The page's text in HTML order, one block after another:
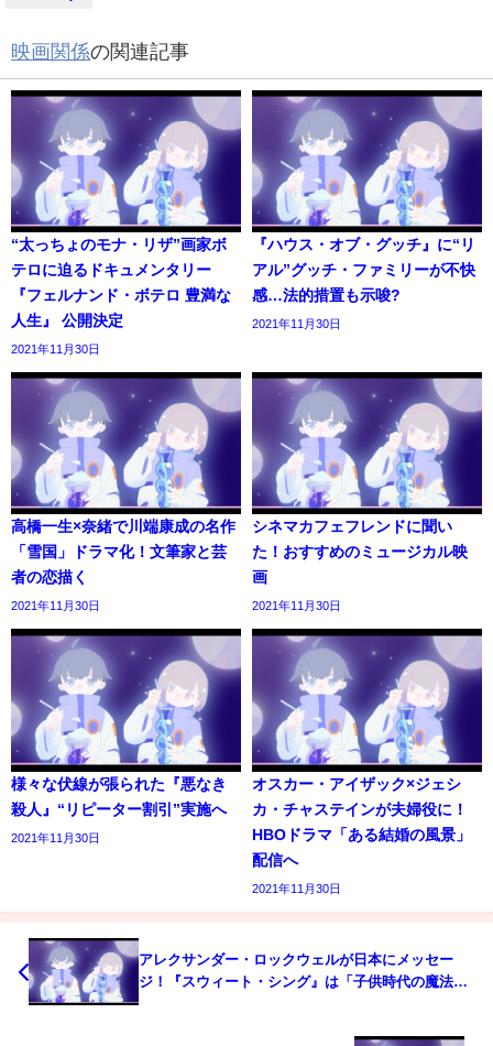
映画関係の関連記事
“太っちょのモナ・リザ”画家ボ
テロに迫るドキュメンタリー
『フェルナンド・ボテロ 豊満な
人生』 公開決定
2021年11月30日
『ハウス・オブ・グッチ』に“リ
アル”グッチ・ファミリーが不快
感…法的措置も示唆?
2021年11月30日
高橋一生×奈緒で川端康成の名作
「雪国」ドラマ化！文筆家と芸
者の恋描く
2021年11月30日
シネマカフェフレンドに聞い
た！おすすめのミュージカル映
画
2021年11月30日
様々な伏線が張られた『悪なき
殺人』“リピーター割引”実施へ
2021年11月30日
オスカー・アイザック×ジェシ
カ・チャステインが夫婦役に！
HBOドラマ「ある結婚の風景」
配信へ
2021年11月30日
アレクサンダー・ロックウェルが日本にメッセー
ジ！『スウィート・シング』は「子供時代の魔法を